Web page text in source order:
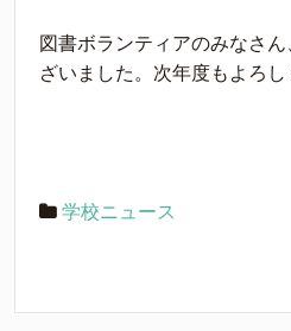
図書ボランティアのみなさ
ざいました。次年度もよろし
学校ニュース